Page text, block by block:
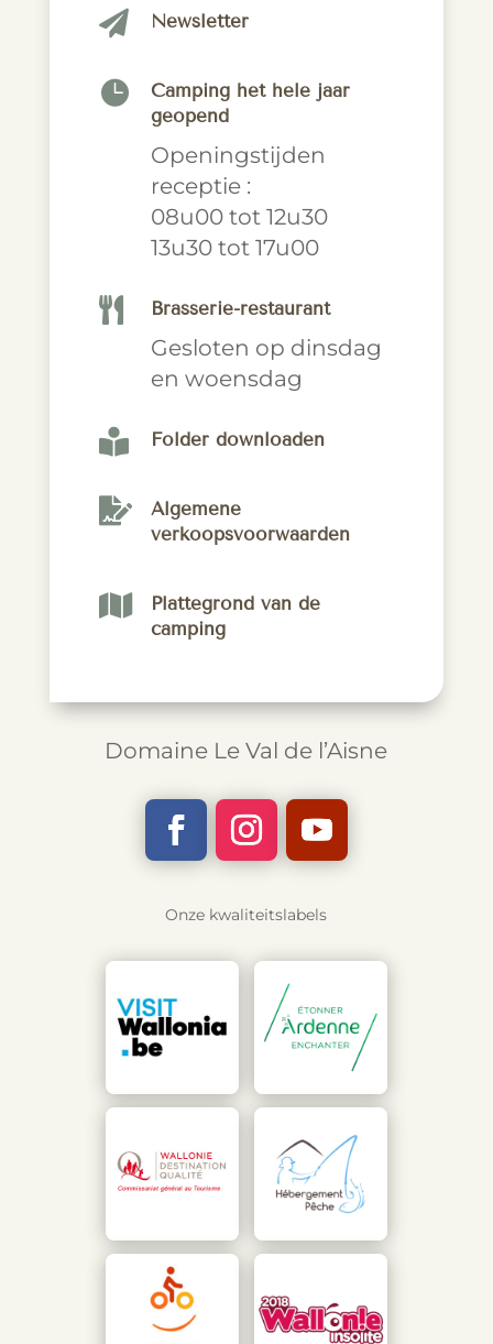
 Newsletter

Camping het hele jaar
geopend
Openingstijden
receptie :
08u00 tot 12u30
13u30 tot 17u00
 Brasserie-restaurant
Gesloten op dinsdag
en woensdag
 Folder downloaden

Algemene
verkoopsvoorwaarden

Plattegrond van de
camping
Domaine Le Val de l’Aisne
Onze kwaliteitslabels